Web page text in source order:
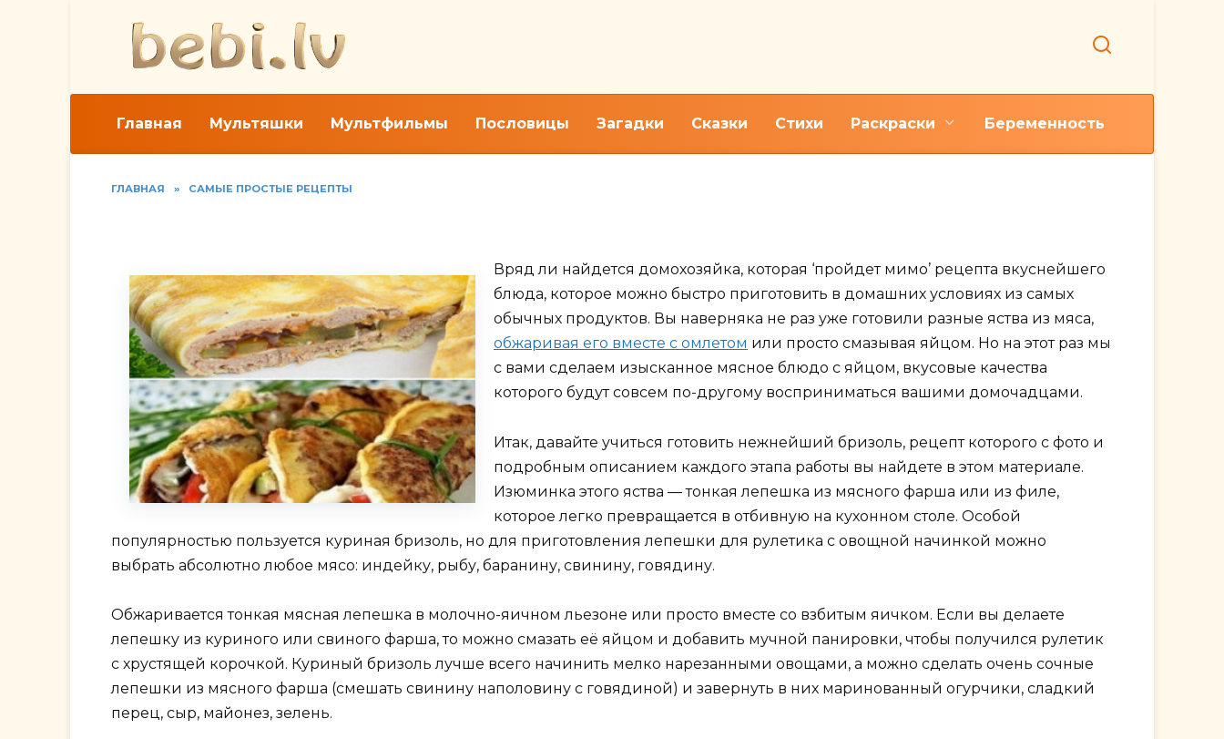
Главная Мультяшки Мультфильмы Пословицы Загадки Сказки Стихи Раскраски Беременность
ГЛАВНАЯ » САМЫЕ ПРОСТЫЕ РЕЦЕПТЫ
Вряд ли найдется домохозяйка, которая ‘пройдет мимо’ рецепта вкуснейшего
блюда, которое можно быстро приготовить в домашних условиях из самых
обычных продуктов. Вы наверняка не раз уже готовили разные яства из мяса,
обжаривая его вместе с омлетом или просто смазывая яйцом. Но на этот раз мы
с вами сделаем изысканное мясное блюдо с яйцом, вкусовые качества
которого будут совсем по-другому восприниматься вашими домочадцами.
Итак, давайте учиться готовить нежнейший бризоль, рецепт которого с фото и
подробным описанием каждого этапа работы вы найдете в этом материале.
Изюминка этого яства — тонкая лепешка из мясного фарша или из филе,
которое легко превращается в отбивную на кухонном столе. Особой
популярностью пользуется куриная бризоль, но для приготовления лепешки для рулетика с овощной начинкой можно
выбрать абсолютно любое мясо: индейку, рыбу, баранину, свинину, говядину.
Обжаривается тонкая мясная лепешка в молочно-яичном льезоне или просто вместе со взбитым яичком. Если вы делаете
лепешку из куриного или свиного фарша, то можно смазать её яйцом и добавить мучной панировки, чтобы получился рулетик
с хрустящей корочкой. Куриный бризоль лучше всего начинить мелко нарезанными овощами, а можно сделать очень сочные
лепешки из мясного фарша (смешать свинину наполовину с говядиной) и завернуть в них маринованный огурчики, сладкий
перец, сыр, майонез, зелень.